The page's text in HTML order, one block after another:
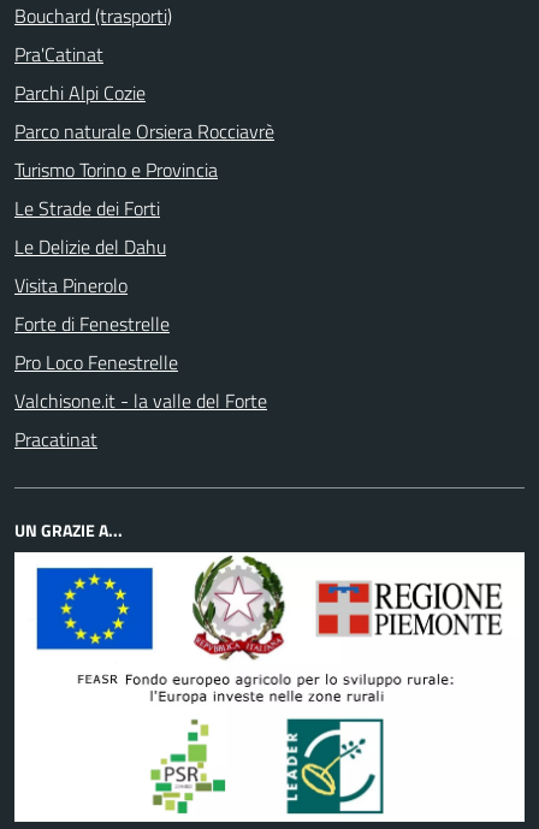
Bouchard (trasporti)
Pra'Catinat
Parchi Alpi Cozie
Parco naturale Orsiera Rocciavrè
Turismo Torino e Provincia
Le Strade dei Forti
Le Delizie del Dahu
Visita Pinerolo
Forte di Fenestrelle
Pro Loco Fenestrelle
Valchisone.it - la valle del Forte
Pracatinat
UN GRAZIE A...